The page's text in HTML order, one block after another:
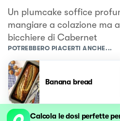
Un plumcake soffice
mangiare a colazione ma
bicchiere di Cabernet
POTREBBERO PIACERTI ANCHE...
Banana bread
Calcola le dosi perfette